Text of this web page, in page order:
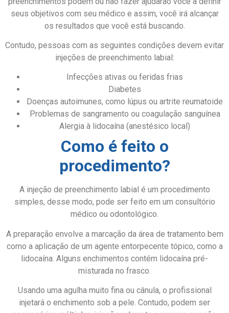
seus objetivos com seu médico e assim, você irá alcançar
os resultados que você está buscando.
Contudo, pessoas com as seguintes condições devem evitar
injeções de preenchimento labial:
Infecções ativas ou feridas frias
Diabetes
Doenças autoimunes, como lúpus ou artrite reumatoide
Problemas de sangramento ou coagulação sanguínea
Alergia à lidocaína (anestésico local)
Como é feito o
procedimento?
A injeção de preenchimento labial é um procedimento
simples, desse modo, pode ser feito em um consultório
médico ou odontológico.
A preparação envolve a marcação da área de tratamento bem
como a aplicação de um agente entorpecente tópico, como a
lidocaína. Alguns enchimentos contém lidocaína pré-
misturada no frasco.
Usando uma agulha muito fina ou cânula, o profissional
injetará o enchimento sob a pele. Contudo, podem ser